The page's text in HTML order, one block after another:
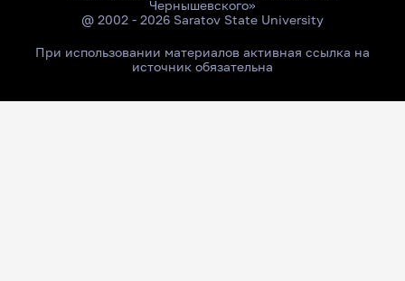
Чернышевского»
@ 2002 - 2026 Saratov State University
При использовании материалов активная ссылка на
источник обязательна